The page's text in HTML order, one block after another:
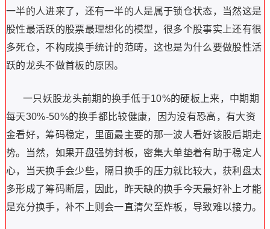
一半的人进来了，还有一半的人是属于锁仓状态，当然这是
股性最活跃的股票最理想化的模型，很多个股事实上还有很
多死仓，不构成换手统计的范畴，这也是为什么要做股性活
跃的龙头不做首板的原因。
一只妖股龙头前期的换手低于10%的硬板上来，中期期
每天30%-50%的换手都比较健康，因为没有恐高，有大资
金看好，筹码稳定，里面最主要的那一波人看好该股后期走
势。当然，如果开盘强势封板，密集大单垫着有助于稳定人
心，当天换手会少些，隔日换手的压力就比较大，获利盘太
多形成了筹码断层，因此，昨天缺的换手今天最好补上才能
是充分换手，补不上则会一直清欠至炸板，导致难以接力。